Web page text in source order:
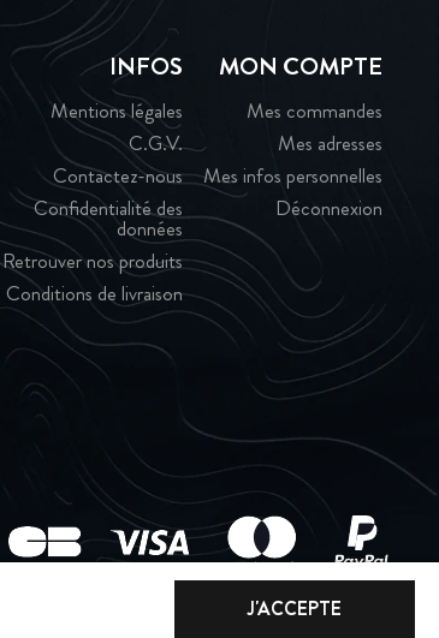
J'ACCEPTE
INFOS
Mentions légales
C.G.V.
Contactez-nous
Confidentialité des
données
Retrouver nos produits
Conditions de livraison
MON COMPTE
Mes commandes
Mes adresses
Mes infos personnelles
Déconnexion